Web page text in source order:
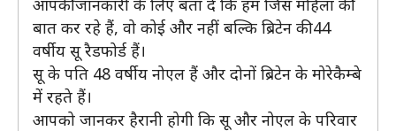
आपकी जानकारी के लिए बता दें कि हम जिस महिला की
बात कर रहे हैं, वो कोई और नहीं बल्कि ब्रिटेन की 44
वर्षीय सू रैडफोर्ड हैं।
सू के पति 48 वर्षीय नोएल हैं और दोनों ब्रिटेन के मोरेकैम्बे
में रहते हैं।
आपको जानकर हैरानी होगी कि सू और नोएल के परिवार